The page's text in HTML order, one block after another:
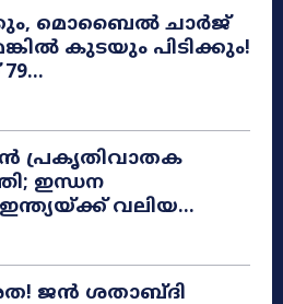
മൊബൈൽ ചാർജ്
കുടയും പിടിക്കും!
പ്രകൃതിവാതക
ഇന്ധന
വലിയ...
ജൻ ശതാബ്ദി